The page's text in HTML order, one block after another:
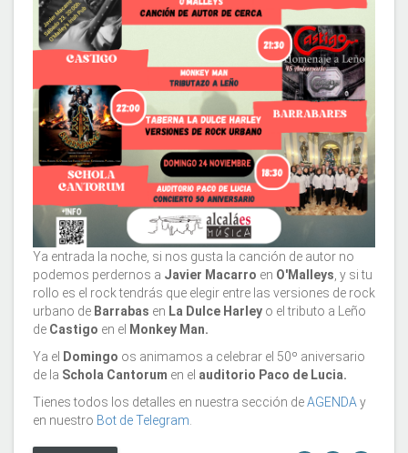
Ya entrada la noche, si nos gusta la canción de autor no
podemos perdernos a Javier Macarro en O'Malleys , y si tu
rollo es el rock tendrás que elegir entre las versiones de rock
urbano de Barrabas en La Dulce Harley o el tributo a Leño
de Castigo en el Monkey Man.
Ya el Domingo os animamos a celebrar el 50º aniversario
de la Schola Cantorum en el auditorio Paco de Lucia.
Tienes todos los detalles en nuestra sección deAGENDA y
en nuestro Bot de Telegram